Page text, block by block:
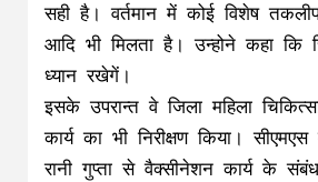
सही है। वर्तमान में कोई विशेष
आदि भी मिलता है। उन्होने कहा
ध्यान रखेगें।
इसके उपरान्त वे जिला महिला
कार्य का भी निरीक्षण किया।
रानी गुप्ता से वैक्सीनेशन कार्य के